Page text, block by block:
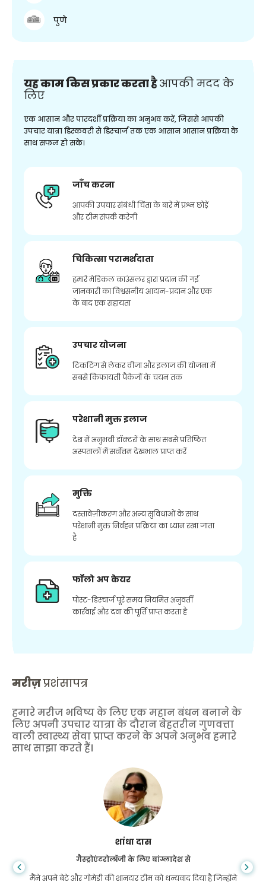
पुणे
यह काम किस प्रकार करता हैआपकी मदद के
लिए
एक आसान और पारदर्शी प्रक्रिया का अनुभव करें, जिससे आपकी
उपचार यात्रा डिस्कवरी से डिस्चार्ज तक एक आसान आसान प्रक्रिया के
साथ सफल हो सके।
जाँच करना
आपकी उपचार संबंधी चिंता के बारे में प्रश्न छोड़ें
और टीम संपर्क करेगी
चिकित्सा परामर्शदाता
हमारे मेडिकल काउंसलर द्वारा प्रदान की गई
जानकारी का विश्वसनीय आदान-प्रदान और एक
के बाद एक सहायता
उपचार योजना
टिकटिंग से लेकर वीजा और इलाज की योजना में
सबसे किफायती पैकेजों के चयन तक
परेशानी मुक्त इलाज
देश में अनुभवी डॉक्टरों के साथ सबसे प्रतिष्ठित
अस्पतालों में सर्वोत्तम देखभाल प्राप्त करें
मुक्ति
दस्तावेज़ीकरण और अन्य सुविधाओं के साथ
परेशानी मुक्त निर्वहन प्रक्रिया का ध्यान रखा जाता
है
फॉलो अप केयर
पोस्ट-डिस्चार्ज पूरे समय नियमित अनुवर्ती
कार्रवाई और दवा की पूर्ति प्राप्त करता है
मरीज़प्रशंसापत्र
हमारे मरीज भविष्य के लिए एक महान बंधन बनाने के
लिए अपनी उपचार यात्रा के दौरान बेहतरीन गुणवत्ता
वाली स्वास्थ्य सेवा प्राप्त करने के अपने अनुभव हमारे
साथ साझा करते हैं।
शांधा दास
गैस्ट्रोएंटरोलॉजी के लिए बांग्लादेश से
मैंने अपने बेटे और गोमेडी की शानदार टीम को धन्यवाद दिया है जिन्होंने